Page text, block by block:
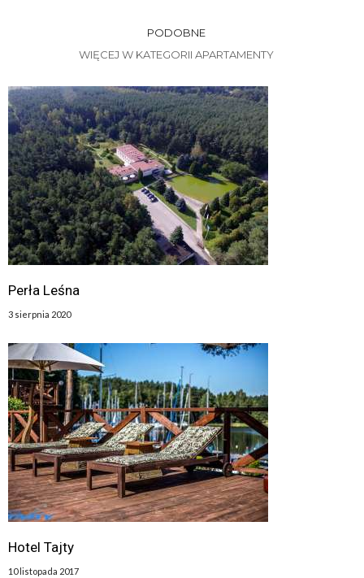
PODOBNE
WIĘCEJ W KATEGORII APARTAMENTY
Perła Leśna
3 sierpnia 2020
Hotel Tajty
10 listopada 2017